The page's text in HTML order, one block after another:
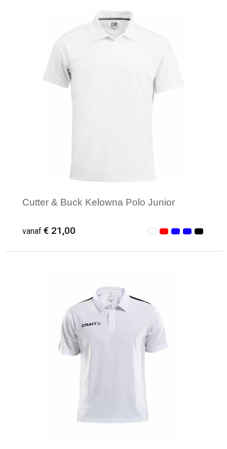
Minimale afname: 1
Cutter & Buck Kelowna Polo Junior
vanaf € 21,00
Minimale afname: 1